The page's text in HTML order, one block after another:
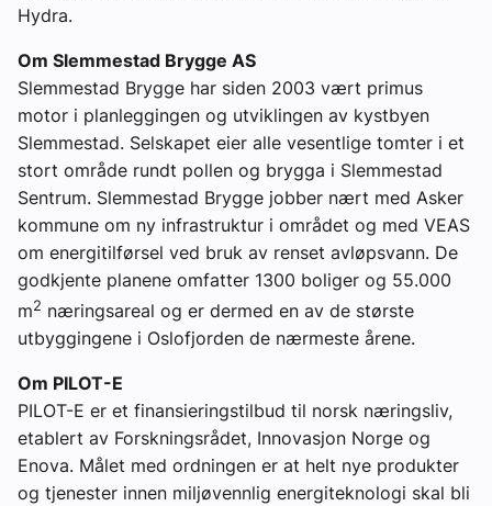
Hydra.
Om Slemmestad Brygge AS
Slemmestad Brygge har siden 2003 vært primus
motor i planleggingen og utviklingen av kystbyen
Slemmestad. Selskapet eier alle vesentlige tomter i et
stort område rundt pollen og brygga i Slemmestad
Sentrum. Slemmestad Brygge jobber nært med Asker
kommune om ny infrastruktur i området og med VEAS
om energitilførsel ved bruk av renset avløpsvann. De
godkjente planene omfatter 1300 boliger og 55.000
m2 næringsareal og er dermed en av de største
utbyggingene i Oslofjorden de nærmeste årene.
Om PILOT-E
PILOT-E er et finansieringstilbud til norsk næringsliv,
etablert av Forskningsrådet, Innovasjon Norge og
Enova. Målet med ordningen er at helt nye produkter
og tjenester innen miljøvennlig energiteknologi skal bli